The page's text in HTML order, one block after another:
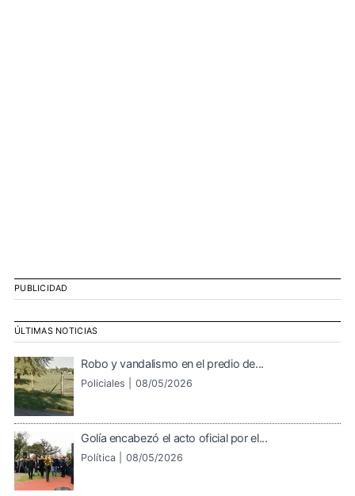
PUBLICIDAD
ÚLTIMAS NOTICIAS
Robo y vandalismo en el predio de...
Policiales | 08/05/2026
Golía encabezó el acto oficial por el...
Política | 08/05/2026